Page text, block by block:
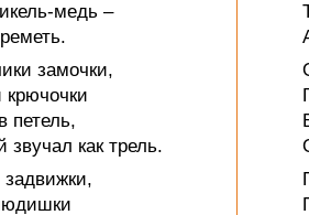
медь –
замочки,
петель,
звучал как трель.